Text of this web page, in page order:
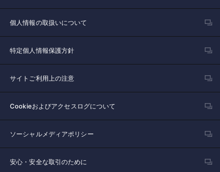
個人情報の取扱いについて
特定個人情報保護方針
サイトご利用上の注意
Cookieおよびアクセスログについて
ソーシャルメディアポリシー
安心・安全な取引のために